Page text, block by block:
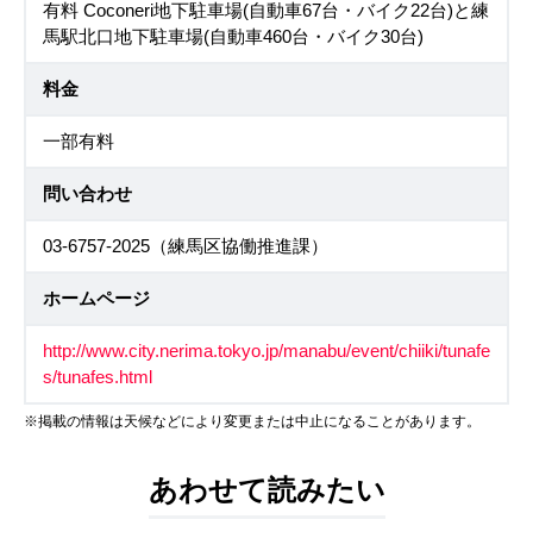
有料 Coconeri地下駐車場(自動車67台・バイク22台)と練
馬駅北口地下駐車場(自動車460台・バイク30台)
料金
一部有料
問い合わせ
03-6757-2025（練馬区協働推進課）
ホームページ
http://www.city.nerima.tokyo.jp/manabu/event/chiiki/tunafe
s/tunafes.html
※掲載の情報は天候などにより変更または中止になることがあります。
あわせて読みたい